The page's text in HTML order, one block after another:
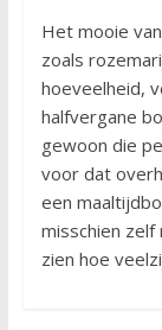
Het mooie
zoals
hoeveelheid,
halfvergane
gewoon die
voor dat
een
misschien zelf
zien hoe